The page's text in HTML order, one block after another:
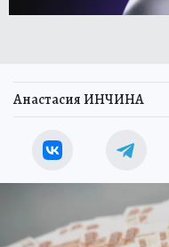
Анастасия ИНЧИНА